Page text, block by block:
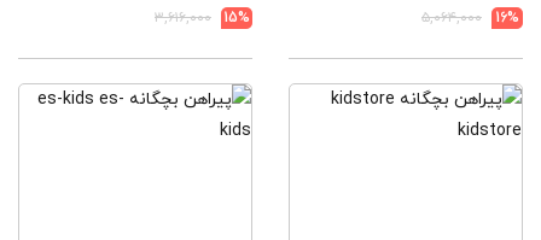
16%
۵,۰۶۴,۰۰۰
15%
۳,۶۱۶,۰۰۰